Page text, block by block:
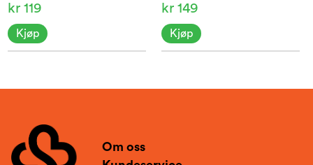
kr 119
Kjøp
kr 149
Kjøp
Om oss